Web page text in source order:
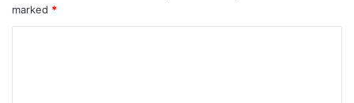
marked *